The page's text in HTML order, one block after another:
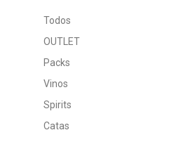
Todos
OUTLET
Packs
Vinos
Spirits
Catas